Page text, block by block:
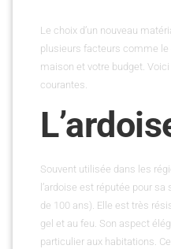
Le choix d’un nouveau
plusieurs facteurs comme
maison et votre budget.
courantes.
Souvent utilisée dans les
l’ardoise est réputée pour
de 100 ans). Elle est très
gel et au feu. Son aspect
particulier aux habitations.